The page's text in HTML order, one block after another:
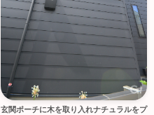
玄関ポーチに木を取り入れナチュラルをプ